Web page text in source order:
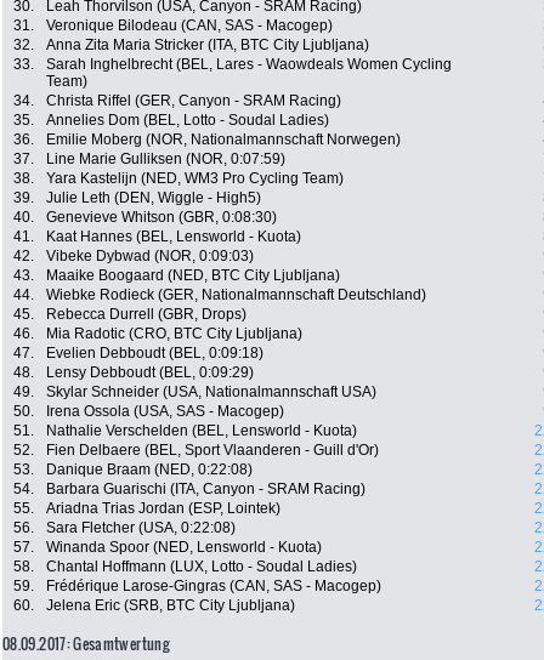
30.
Leah Thorvilson (USA, Canyon - SRAM Racing)
31.
Veronique Bilodeau (CAN, SAS - Macogep)
32.
Anna Zita Maria Stricker (ITA, BTC City Ljubljana)
33.
Sarah Inghelbrecht (BEL, Lares - Waowdeals Women Cycling
Team)
34. Christa Riffel (GER, Canyon - SRAM Racing)
35.
Annelies Dom (BEL, Lotto - Soudal Ladies)
36.
Emilie Moberg (NOR, Nationalmannschaft Norwegen)
37.
Line Marie Gulliksen (NOR, 0:07:59)
38.
Yara Kastelijn (NED, WM3 Pro Cycling Team)
39.
Julie Leth (DEN, Wiggle - High5)
40.
Genevieve Whitson (GBR, 0:08:30)
41.
Kaat Hannes (BEL, Lensworld - Kuota)
42.
Vibeke Dybwad (NOR, 0:09:03)
43.
Maaike Boogaard (NED, BTC City Ljubljana)
44.
Wiebke Rodieck (GER, Nationalmannschaft Deutschland)
45.
Rebecca Durrell (GBR, Drops)
46.
Mia Radotic (CRO, BTC City Ljubljana)
47.
Evelien Debboudt (BEL, 0:09:18)
48.
Lensy Debboudt (BEL, 0:09:29)
49.
Skylar Schneider (USA, Nationalmannschaft USA)
50.
Irena Ossola (USA, SAS - Macogep)
51.
Nathalie Verschelden (BEL, Lensworld - Kuota)
52.
Fien Delbaere (BEL, Sport Vlaanderen - Guill d'Or)
53.
Danique Braam (NED, 0:22:08)
54.
Barbara Guarischi (ITA, Canyon - SRAM Racing)
55.
Ariadna Trias Jordan (ESP, Lointek)
56.
Sara Fletcher (USA, 0:22:08)
57.
Winanda Spoor (NED, Lensworld - Kuota)
58.
Chantal Hoffmann (LUX, Lotto - Soudal Ladies)
59.
Frédérique Larose-Gingras (CAN, SAS - Macogep)
60.
Jelena Eric (SRB, BTC City Ljubljana)
08.09.2017: Gesamtwertung